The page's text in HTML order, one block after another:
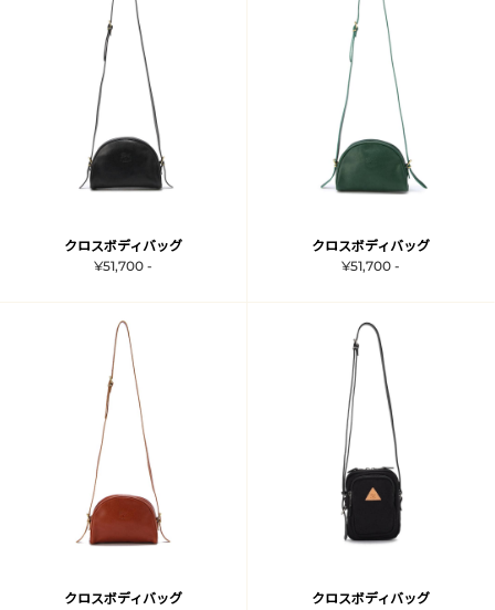
クロスボディバッグ
¥51,700 -
クロスボディバッグ
¥51,700 -
クロスボディバッグ
クロスボディバッグ